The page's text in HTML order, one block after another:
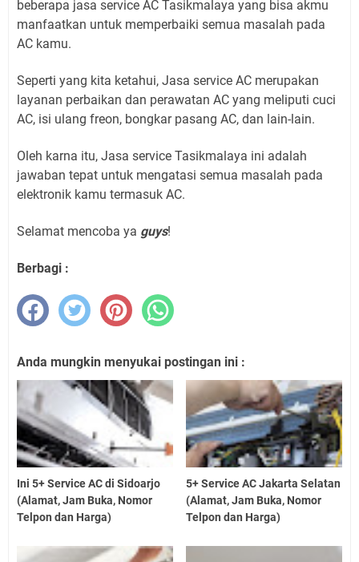
beberapa jasa service AC Tasikmalaya yang bisa akmu
manfaatkan untuk memperbaiki semua masalah pada
AC kamu.
Seperti yang kita ketahui, Jasa service AC merupakan
layanan perbaikan dan perawatan AC yang meliputi cuci
AC, isi ulang freon, bongkar pasang AC, dan lain-lain.
Oleh karna itu, Jasa service Tasikmalaya ini adalah
jawaban tepat untuk mengatasi semua masalah pada
elektronik kamu termasuk AC.
Selamat mencoba ya guys!
Berbagi :
Anda mungkin menyukai postingan ini :
Ini 5+ Service AC di Sidoarjo
(Alamat, Jam Buka, Nomor
Telpon dan Harga)
5+ Service AC Jakarta Selatan
(Alamat, Jam Buka, Nomor
Telpon dan Harga)